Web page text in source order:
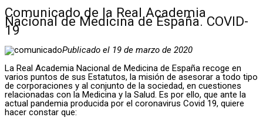
Comunicado de la Real Academia
Nacional de Medicina de España. COVID-
19
Publicado el 19 de marzo de 2020
La Real Academia Nacional de Medicina de España recoge en
varios puntos de sus Estatutos, la misión de asesorar a todo tipo
de corporaciones y al conjunto de la sociedad, en cuestiones
relacionadas con la Medicina y la Salud. Es por ello, que ante la
actual pandemia producida por el coronavirus Covid 19, quiere
hacer constar que: